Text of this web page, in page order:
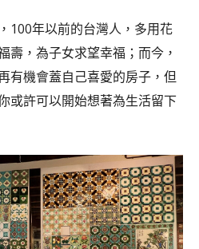
100年以前的台灣人，多用花
壽，為子女求望幸福；而今，
有機會蓋自己喜愛的房子，但
或許可以開始想著為生活留下